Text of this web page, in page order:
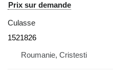
Prix sur demande
Culasse
1521826
Roumanie, Cristesti